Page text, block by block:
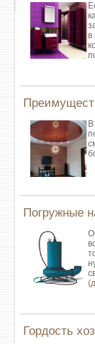
в
Погружные
Гордость